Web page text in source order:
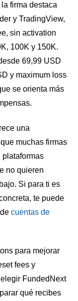
la firma destaca
y TradingView,
sin activation
100K y 150K.
69,99 USD
y maximum loss
se orienta más
una
muchas firmas
plataformas
no quieren
Si para ti es
te puede
cuentas de
para mejorar
fees y
FundedNext
qué recibes